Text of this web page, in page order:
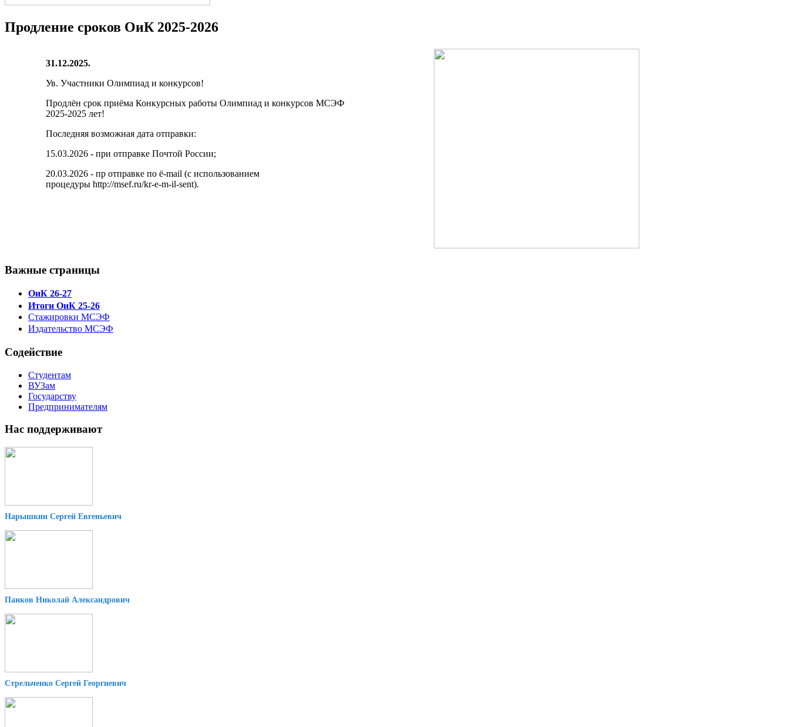
Продление сроков ОиК 2025-2026
31.12.2025.
Ув. Участники Олимпиад и конкурсов!
Продлён срок приёма Конкурсных работы Олимпиад и конкурсов МСЭФ
2025-2025 лет!
Последняя возможная дата отправки:
15.03.2026 - при отправке Почтой России;
20.03.2026 - пр отправке по ё-mail (с использованием
процедуры http://msef.ru/kr-e-m-il-sent).
Важные страницы
ОиК 26-27
Итоги ОиК 25-26
Стажировки МСЭФ
Издательство МСЭФ
Содействие
Студентам
ВУЗам
Государству
Предпринимателям
Нас поддерживают
Нарышкин Сергей Евгеньевич
Панков Николай Александрович
Стрельченко Сергей Георгиевич